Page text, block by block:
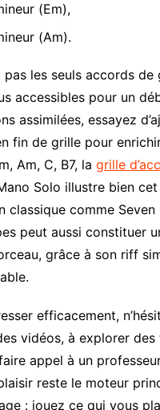
(Em),
(Am).
pas les seuls accords de
accessibles pour un
assimilées, essayez
fin de grille pour
Am, C, B7, la grille
Solo illustre bien
classique comme
peut aussi constituer
grâce à son riff
efficacement,
vidéos, à explorer des
appel à un
reste le moteur
: jouez ce qui vous